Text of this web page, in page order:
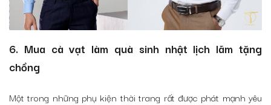
6. Mua cà vạt làm quà sinh nhật lịch lãm tặng
chồng
Một trong những phụ kiện thời trang rất được phát mạnh yêu